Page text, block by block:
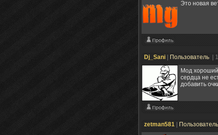
Это новая
Dj_Sani Пользователь
|
Мод
сердца не
добавить
zetman581